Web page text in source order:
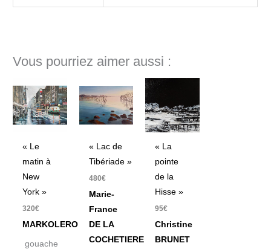
Vous pourriez aimer aussi :
« Le
matin à
New
York »
320€
MARKOLERO
gouache
« Lac de
Tibériade »
480€
Marie-
France
DE LA
COCHETIERE
« La
pointe
de la
Hisse »
95€
Christine
BRUNET